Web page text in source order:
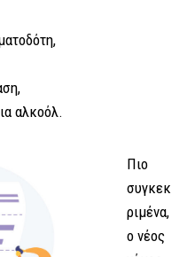
αλκοόλ.
Πιο
συγκεκ
ριμένα,
ο νέος